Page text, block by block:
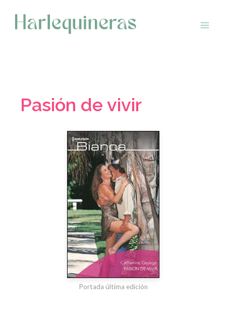
contenido
Pasión de vivir
Portada última edición